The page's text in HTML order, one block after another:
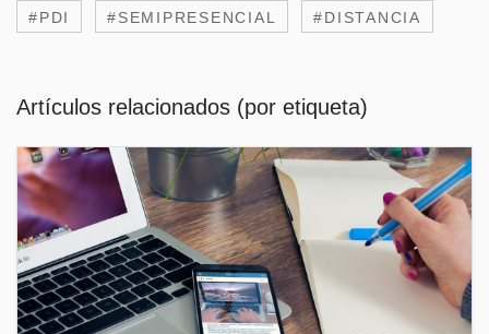
#PDI #SEMIPRESENCIAL #DISTANCIA
Artículos relacionados (por etiqueta)